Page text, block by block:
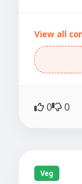
View all
0 0
Veg